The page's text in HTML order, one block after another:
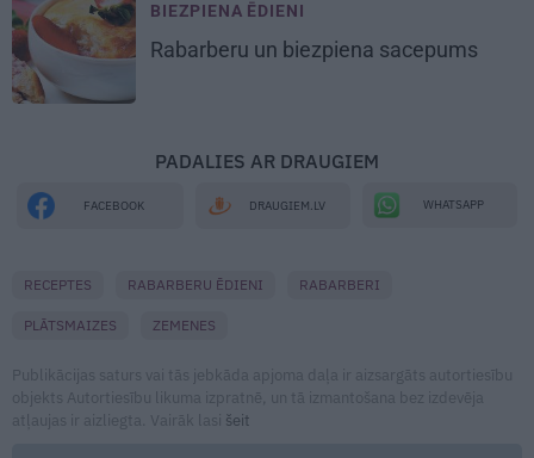
BIEZPIENA ĒDIENI
Rabarberu un biezpiena sacepums
PADALIES AR DRAUGIEM
FACEBOOK DRAUGIEM.LV WHATSAPP
RECEPTES RABARBERU ĒDIENI RABARBERI
PLĀTSMAIZES ZEMENES
Publikācijas saturs vai tās jebkāda apjoma daļa ir aizsargāts autortiesību
objekts Autortiesību likuma izpratnē, un tā izmantošana bez izdevēja
atļaujas ir aizliegta. Vairāk lasi šeit